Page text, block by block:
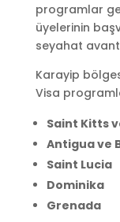
programlar
üyelerinin
seyahat
Karayip
Visa
Saint Kitts
Antigua ve
Saint Lucia
Dominika
Grenada